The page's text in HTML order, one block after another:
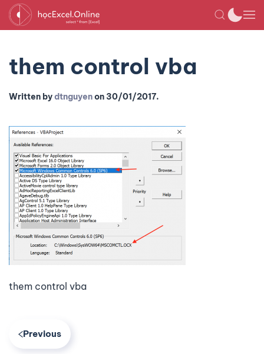
them control vba
Written bydtnguyenon 30/01/2017.
them control vba
Previous